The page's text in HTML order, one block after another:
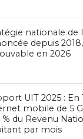
nationale de
depuis
en 2026
UIT 2025 : En
mobile de 5
% du Revenu
par mois